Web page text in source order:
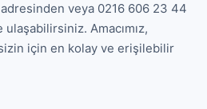
veya 0216 606 23 44
Amacımız,
için en kolay ve erişilebilir